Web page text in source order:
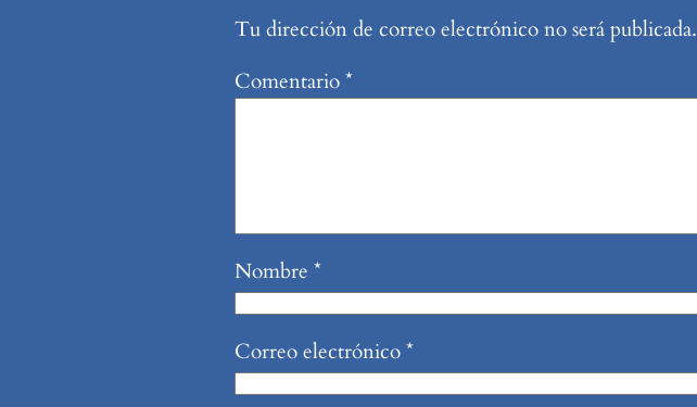
Tu dirección de correo electrónico no será publicada.
Comentario*
Nombre *
Correo electrónico*